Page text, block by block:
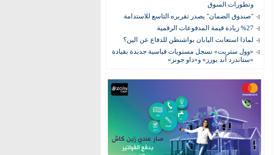
وتطورات السوق
"صندوق الضمان" يصدر تقريره التاسع للاستدامة
%27 زيادة قيمة المدفوعات الرقمية
لماذا استعانت اليابان بواشنطن للدفاع عن الين؟
«وول ستريت» تسجل مستويات قياسية جديدة بقيادة
«ستاندرد آند بورز» و«داو جونز»